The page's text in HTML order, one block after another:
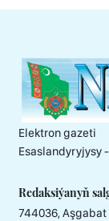
Elektron gazeti
Esaslandyryjysy
Redaksiýanyň
744036, Aşgabat